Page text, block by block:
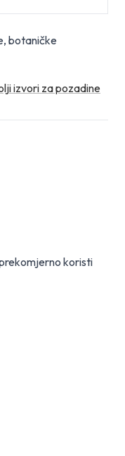
botaničke
izvori za pozadine
koristi